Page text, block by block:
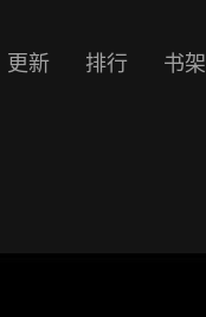
更新 排行 书架